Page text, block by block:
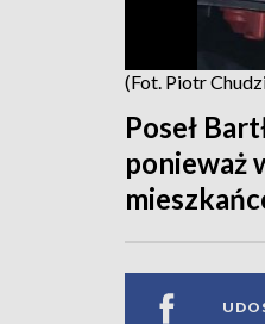
(Fot. Piotr
Poseł
ponieważ